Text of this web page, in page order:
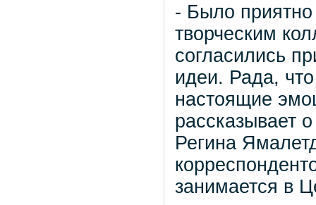
- Было
творческим
согласились
идеи. Рада,
настоящие
рассказывает
Регина
занимается в